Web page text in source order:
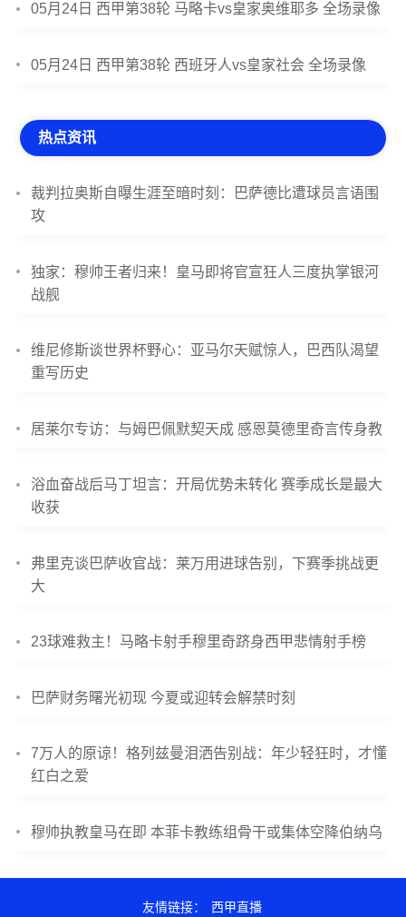
05月24日 西甲第38轮 马略卡vs皇家奥维耶多 全场录像
05月24日 西甲第38轮 西班牙人vs皇家社会 全场录像
热点资讯
裁判拉奥斯自曝生涯至暗时刻：巴萨德比遭球员言语围
攻
独家：穆帅王者归来！皇马即将官宣狂人三度执掌银河
战舰
维尼修斯谈世界杯野心：亚马尔天赋惊人，巴西队渴望
重写历史
居莱尔专访：与姆巴佩默契天成 感恩莫德里奇言传身教
浴血奋战后马丁坦言：开局优势未转化 赛季成长是最大
收获
弗里克谈巴萨收官战：莱万用进球告别，下赛季挑战更
大
23球难救主！马略卡射手穆里奇跻身西甲悲情射手榜
巴萨财务曙光初现 今夏或迎转会解禁时刻
7万人的原谅！格列兹曼泪洒告别战：年少轻狂时，才懂
红白之爱
穆帅执教皇马在即 本菲卡教练组骨干或集体空降伯纳乌
友情链接： 西甲直播